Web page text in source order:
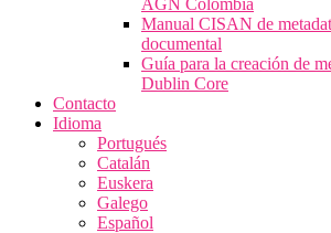
AGN Colombia
Manual CISAN de
documental
Guía para la creación de
Dublin Core
Contacto
Idioma
Portugués
Catalán
Euskera
Galego
Español